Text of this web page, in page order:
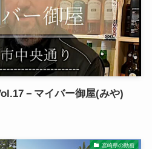
－マイバー御屋(みや)
宮崎県の動画